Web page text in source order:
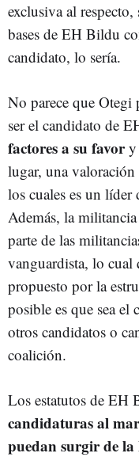
exclusiva al
bases de EH Bildu
candidato, lo sería.
No parece que Otegi
ser el candidato de
factores a su favory
lugar, una
los cuales es un
Además, la
parte de las
vanguardista, lo cual
propuesto por la
posible es que sea el
otros candidatos o
coalición.
Los estatutos de EH
candidaturas al
puedan surgir de la